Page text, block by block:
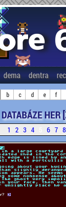
dema dentra
b c d e f
DATABÁZE
1 2 3 4 6 7